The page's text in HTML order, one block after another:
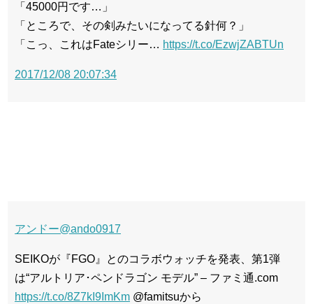
「45000円です…」
「ところで、その剣みたいになってる針何？」
「こっ、これはFateシリー… https://t.co/EzwjZABTUn
2017/12/08 20:07:34
アンドー@ando0917
SEIKOが『FGO』とのコラボウォッチを発表、第1弾
は“アルトリア･ペンドラゴン モデル” – ファミ通.com
https://t.co/8Z7kI9ImKm @famitsuから